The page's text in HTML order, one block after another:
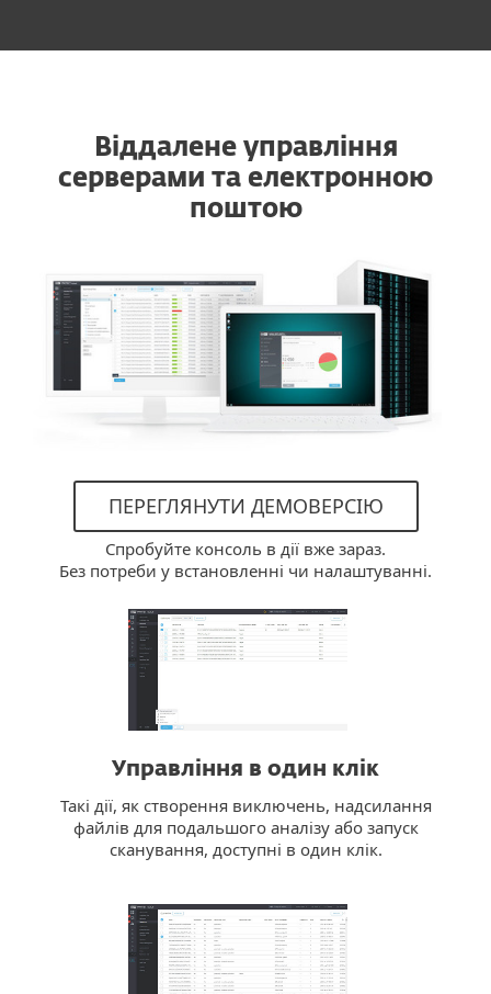
Віддалене управління
серверами та електронною
поштою
ПЕРЕГЛЯНУТИ ДЕМОВЕРСІЮ
Спробуйте консоль в дії вже зараз.
Без потреби у встановленні чи налаштуванні.
Управління в один клік
Такі дії, як створення виключень, надсилання
файлів для подальшого аналізу або запуск
сканування, доступні в один клік.